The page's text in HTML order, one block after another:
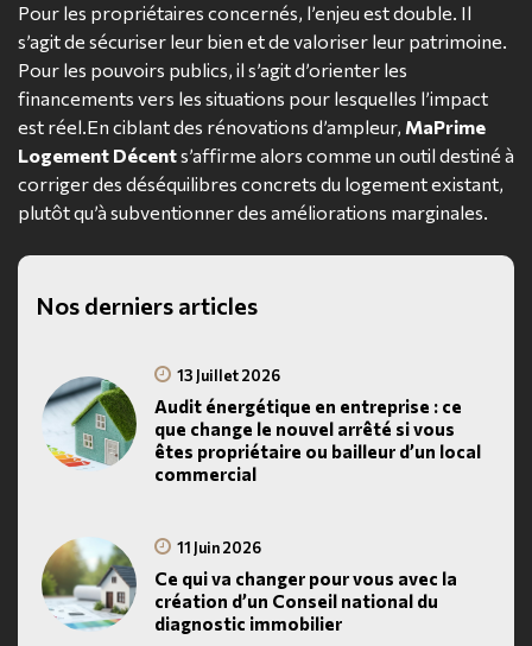
Pour les propriétaires concernés, l’enjeu est double. Il
s’agit de sécuriser leur bien et de valoriser leur patrimoine.
Pour les pouvoirs publics, il s’agit d’orienter les
financements vers les situations pour lesquelles l’impact
est réel.En ciblant des rénovations d’ampleur, MaPrime
Logement Décents’affirme alors comme un outil destiné à
corriger des déséquilibres concrets du logement existant,
plutôt qu’à subventionner des améliorations marginales.
Nos derniers articles
13 Juillet 2026
Audit énergétique en entreprise : ce
que change le nouvel arrêté si vous
êtes propriétaire ou bailleur d’un local
commercial
11 Juin 2026
Ce qui va changer pour vous avec la
création d’un Conseil national du
diagnostic immobilier